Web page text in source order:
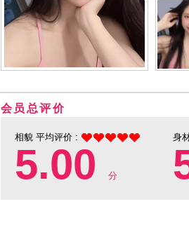
会员总评价
相貌 平均评价 :
5.00 分
身